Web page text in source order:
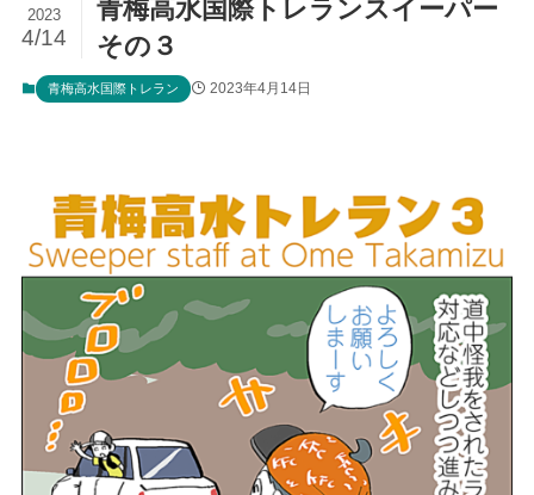
青梅高水国際トレランスイーパー
その３
2023
4/14
青梅高水国際トレラン 2023年4月14日